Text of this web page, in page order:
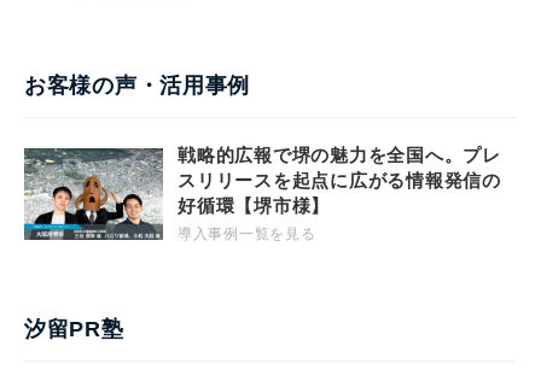
お客様の声・活用事例
戦略的広報で堺の魅力を全国へ。プレ
スリリースを起点に広がる情報発信の
好循環【堺市様】
導入事例一覧を見る
汐留PR塾